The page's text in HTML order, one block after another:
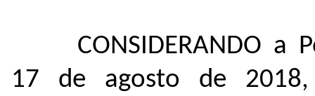
CONSIDERANDO a
17 de agosto de